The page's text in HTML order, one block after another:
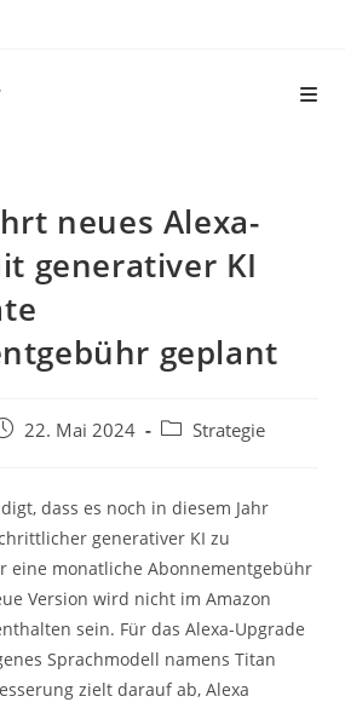
neues Alexa-
generativer KI
geplant
22. Mai 2024 Strategie
dass es noch in diesem Jahr
generativer KI zu
eine monatliche Abonnementgebühr
Version wird nicht im Amazon
sein. Für das Alexa-Upgrade
Sprachmodell namens Titan
zielt darauf ab, Alexa